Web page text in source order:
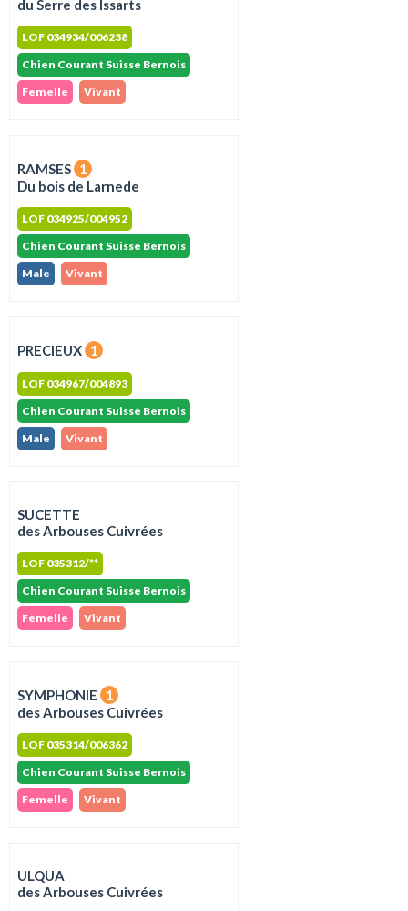
du Serre des Issarts
LOF 034934/006238
Chien Courant Suisse Bernois
Femelle
Vivant
RAMSES 1
Du bois de Larnede
LOF 034925/004952
Chien Courant Suisse Bernois
Male
Vivant
PRECIEUX 1
LOF 034967/004893
Chien Courant Suisse Bernois
Male
Vivant
SUCETTE
des Arbouses Cuivrées
LOF 035312/**
Chien Courant Suisse Bernois
Femelle
Vivant
SYMPHONIE
1
des Arbouses Cuivrées
LOF 035314/006362
Chien Courant Suisse Bernois
Femelle
Vivant
ULQUA
des Arbouses Cuivrées